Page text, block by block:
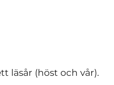
läsår (höst och vår).